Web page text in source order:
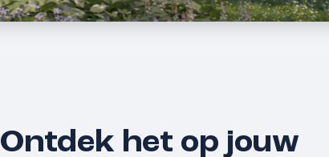
Ontdek het op jouw